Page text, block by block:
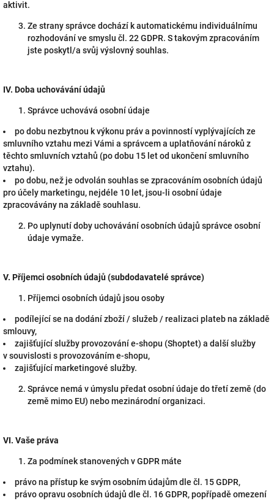
aktivit.
Ze strany správce dochází k automatickému individuálnímu
rozhodování ve smyslu čl. 22 GDPR. S takovým zpracováním
jste poskytl/a svůj výslovný souhlas.
IV. Doba uchovávání údajů
Správce uchovává osobní údaje
po dobu nezbytnou k výkonu práv a povinností vyplývajících ze
smluvního vztahu mezi Vámi a správcem a uplatňování nároků z
těchto smluvních vztahů (po dobu 15 let od ukončení smluvního
vztahu).
po dobu, než je odvolán souhlas se zpracováním osobních údajů
pro účely marketingu, nejdéle 10 let, jsou-li osobní údaje
zpracovávány na základě souhlasu.
Po uplynutí doby uchovávání osobních údajů správce osobní
údaje vymaže.
V. Příjemci osobních údajů (subdodavatelé správce)
Příjemci osobních údajů jsou osoby
podílející se na dodání zboží / služeb / realizaci plateb na základě
smlouvy,
zajišťující služby provozování e-shopu (Shoptet) a další služby
v souvislosti s provozováním e-shopu,
zajišťující marketingové služby.
Správce nemá v úmyslu předat osobní údaje do třetí země (do
země mimo EU) nebo mezinárodní organizaci.
VI. Vaše práva
Za podmínek stanovených v GDPR máte
právo na přístup ke svým osobním údajům dle čl. 15 GDPR,
právo opravu osobních údajů dle čl. 16 GDPR, popřípadě omezení